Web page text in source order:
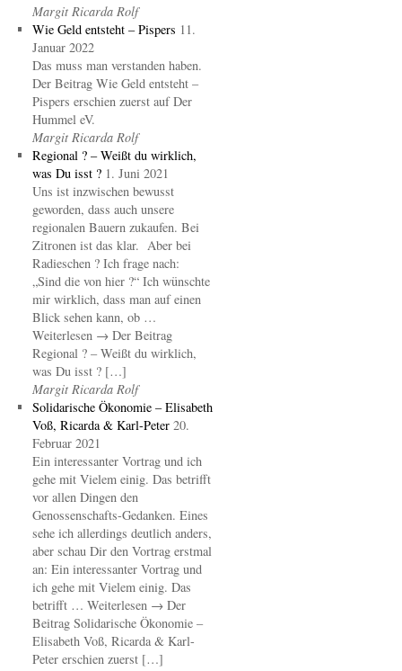
Margit Ricarda Rolf
Wie Geld entsteht – Pispers 11.
Januar 2022
Das muss man verstanden haben.
Der Beitrag Wie Geld entsteht –
Pispers erschien zuerst auf Der
Hummel eV.
Margit Ricarda Rolf
Regional ? – Weißt du wirklich,
was Du isst ? 1. Juni 2021
Uns ist inzwischen bewusst
geworden, dass auch unsere
regionalen Bauern zukaufen. Bei
Zitronen ist das klar. Aber bei
Radieschen ? Ich frage nach:
„Sind die von hier ?“ Ich wünschte
mir wirklich, dass man auf einen
Blick sehen kann, ob …
Weiterlesen → Der Beitrag
Regional ? – Weißt du wirklich,
was Du isst ? […]
Margit Ricarda Rolf
Solidarische Ökonomie – Elisabeth
Voß, Ricarda & Karl-Peter 20.
Februar 2021
Ein interessanter Vortrag und ich
gehe mit Vielem einig. Das betrifft
vor allen Dingen den
Genossenschafts-Gedanken. Eines
sehe ich allerdings deutlich anders,
aber schau Dir den Vortrag erstmal
an: Ein interessanter Vortrag und
ich gehe mit Vielem einig. Das
betrifft … Weiterlesen → Der
Beitrag Solidarische Ökonomie –
Elisabeth Voß, Ricarda & Karl-
Peter erschien zuerst […]